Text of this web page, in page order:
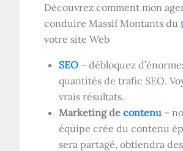
Découvrez comment mon
conduire MassifMontants du
votre site Web
SEO – débloquez
quantités de trafic SEO.
vrais résultats.
Marketing decontenu –
équipe crée du contenu
sera partagé, obtiendra